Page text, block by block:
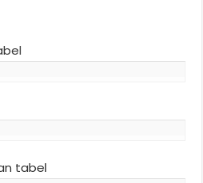
tabel